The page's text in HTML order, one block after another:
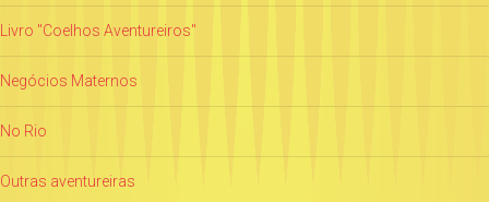
Livro "Coelhos Aventureiros"
Negócios Maternos
No Rio
Outras aventureiras